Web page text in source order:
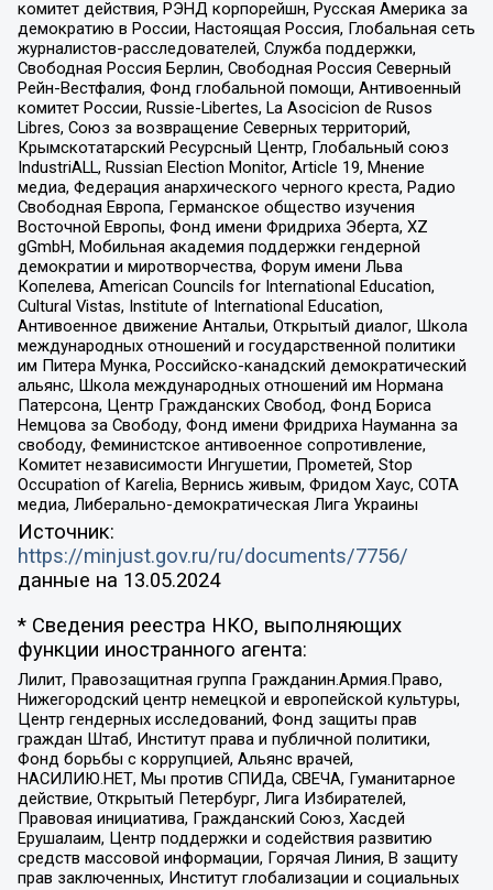
комитет действия, РЭНД корпорейшн, Русская Америка за
демократию в России, Настоящая Россия, Глобальная сеть
журналистов-расследователей, Служба поддержки,
Свободная Россия Берлин, Свободная Россия Северный
Рейн-Вестфалия, Фонд глобальной помощи, Антивоенный
комитет России, Russie-Libertes, La Asocicion de Rusos
Libres, Союз за возвращение Северных территорий,
Крымскотатарский Ресурсный Центр, Глобальный союз
IndustriALL, Russian Election Monitor, Article 19, Мнение
медиа, Федерация анархического черного креста, Радио
Свободная Европа, Германское общество изучения
Восточной Европы, Фонд имени Фридриха Эберта, XZ
gGmbH, Мобильная академия поддержки гендерной
демократии и миротворчества, Форум имени Льва
Копелева, American Councils for International Education,
Cultural Vistas, Institute of International Education,
Антивоенное движение Антальи, Открытый диалог, Школа
международных отношений и государственной политики
им Питера Мунка, Российско-канадский демократический
альянс, Школа международных отношений им Нормана
Патерсона, Центр Гражданских Свобод, Фонд Бориса
Немцова за Свободу, Фонд имени Фридриха Науманна за
свободу, Феминистское антивоенное сопротивление,
Комитет независимости Ингушетии, Прометей, Stop
Occupation of Karelia, Вернись живым, Фридом Хаус, СОТА
медиа, Либерально-демократическая Лига Украины
Источник:
https://minjust.gov.ru/ru/documents/7756/
данные на 13.05.2024
* Сведения реестра НКО, выполняющих
функции иностранного агента:
Лилит, Правозащитная группа Гражданин.Армия.Право,
Нижегородский центр немецкой и европейской культуры,
Центр гендерных исследований, Фонд защиты прав
граждан Штаб, Институт права и публичной политики,
Фонд борьбы с коррупцией, Альянс врачей,
НАСИЛИЮ.НЕТ, Мы против СПИДа, СВЕЧА, Гуманитарное
действие, Открытый Петербург, Лига Избирателей,
Правовая инициатива, Гражданский Союз, Хасдей
Ерушалаим, Центр поддержки и содействия развитию
средств массовой информации, Горячая Линия, В защиту
прав заключенных, Институт глобализации и социальных